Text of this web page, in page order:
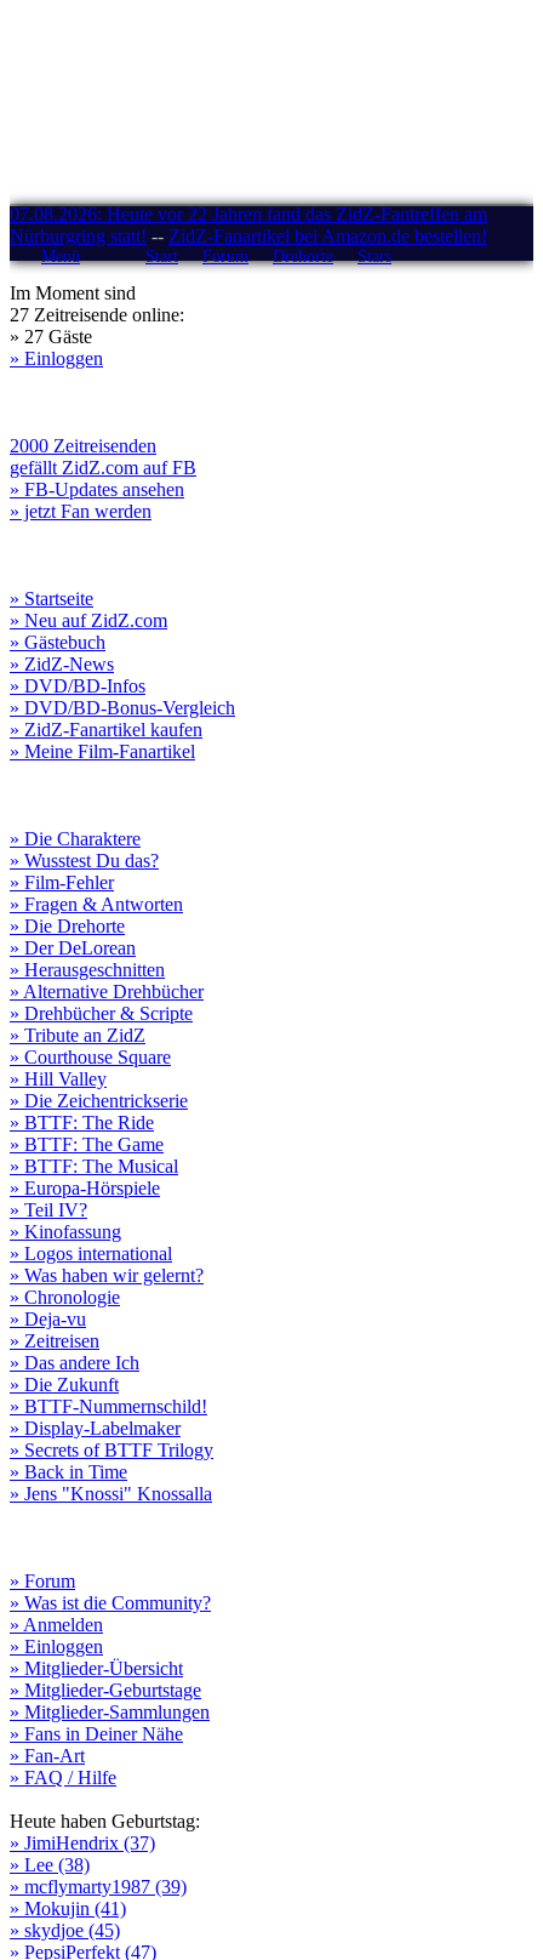
07.08.2026: Heute vor 22 Jahren fand das ZidZ-Fantreffen am
Nürburgring statt! -- ZidZ-Fanartikel bei Amazon.de bestellen!
Menü Start Forum Drehorte Stars
Im Moment sind
27 Zeitreisende online:
» 27 Gäste
» Einloggen
2000 Zeitreisenden
gefällt ZidZ.com auf FB
» FB-Updates ansehen
» jetzt Fan werden
» Startseite
» Neu auf ZidZ.com
» Gästebuch
» ZidZ-News
» DVD/BD-Infos
» DVD/BD-Bonus-Vergleich
» ZidZ-Fanartikel kaufen
» Meine Film-Fanartikel
» Die Charaktere
» Wusstest Du das?
» Film-Fehler
» Fragen & Antworten
» Die Drehorte
» Der DeLorean
» Herausgeschnitten
» Alternative Drehbücher
» Drehbücher & Scripte
» Tribute an ZidZ
» Courthouse Square
» Hill Valley
» Die Zeichentrickserie
» BTTF: The Ride
» BTTF: The Game
» BTTF: The Musical
» Europa-Hörspiele
» Teil IV?
» Kinofassung
» Logos international
» Was haben wir gelernt?
» Chronologie
» Deja-vu
» Zeitreisen
» Das andere Ich
» Die Zukunft
» BTTF-Nummernschild!
» Display-Labelmaker
» Secrets of BTTF Trilogy
» Back in Time
» Jens "Knossi" Knossalla
» Forum
» Was ist die Community?
» Anmelden
» Einloggen
» Mitglieder-Übersicht
» Mitglieder-Geburtstage
» Mitglieder-Sammlungen
» Fans in Deiner Nähe
» Fan-Art
» FAQ / Hilfe
Heute haben Geburtstag:
» JimiHendrix (37)
» Lee (38)
» mcflymarty1987 (39)
» Mokujin (41)
» skydjoe (45)
» PepsiPerfekt (47)